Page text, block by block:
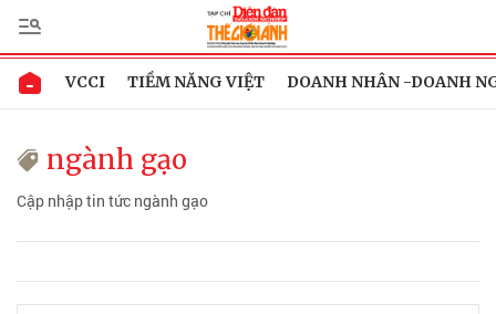
VCCI TIỀM NĂNG VIỆT DOANH NHÂN -DOANH
ngành gạo
Cập nhập tin tức ngành gạo